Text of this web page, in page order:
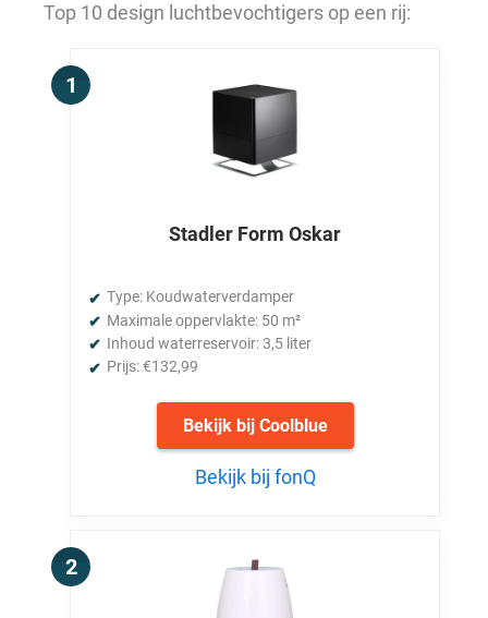
Top 10 design luchtbevochtigers op een rij:
Stadler Form Oskar
Type: Koudwaterverdamper
Maximale oppervlakte: 50 m²
Inhoud waterreservoir: 3,5 liter
Prijs: €132,99
Bekijk bij Coolblue
Bekijk bij fonQ